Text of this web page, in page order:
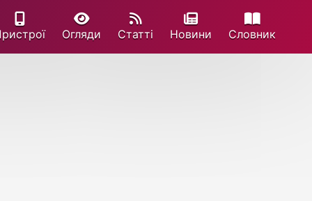
Огляди Статті Новини Cловник